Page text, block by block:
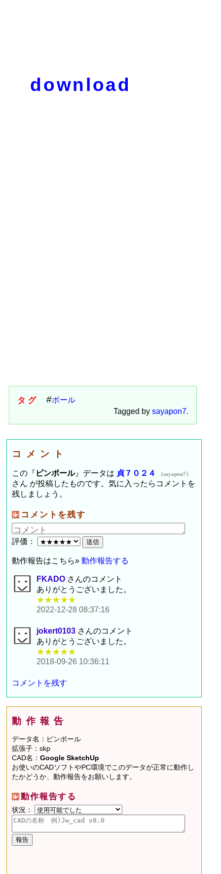
download
タグ
ポール
Tagged by sayapon7.
コメント
この『 ピンポール』データは 貞７０２４ （sayapon7）
さん が投稿したものです。気に入ったらコメントを
残しましょう。
コメントを残す
評価：
動作報告はこちら»動作報告する
FKADO さんのコメント
ありがとうございました。
★★★★★
2022-12-28 08:37:16
jokert0103 さんのコメント
ありがとうございました。
★★★★★
2018-09-26 10:36:11
コメントを残す
動作報告
データ名：ピンポール
拡張子：skp
CAD名：Google SketchUp
お使いのCADソフトやPC環境でこのデータが正常に動作し
たかどうか、動作報告をお願いします。
動作報告する
状況：